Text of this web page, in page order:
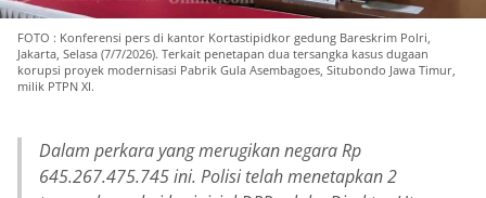
FOTO : Konferensi pers di kantor Kortastipidkor gedung Bareskrim Polri,
Jakarta, Selasa (7/7/2026). Terkait penetapan dua tersangka kasus dugaan
korupsi proyek modernisasi Pabrik Gula Asembagoes, Situbondo Jawa Timur,
milik PTPN XI.
Dalam perkara yang merugikan negara Rp
645.267.475.745 ini. Polisi telah menetapkan 2